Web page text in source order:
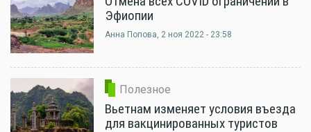
Эфиопии
Анна Попова, 2 ноя 2022 - 23:58
Полезное
Вьетнам изменяет условия въезда
для вакцинированных туристов